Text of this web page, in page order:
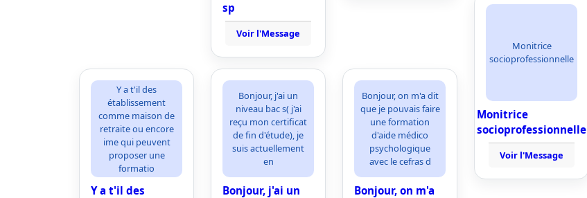
sp
Voir l'Message
Y a t'il des
établissement
comme maison de
retraite ou encore
ime qui peuvent
proposer une
formatio
Y a t'il des
Bonjour, j'ai un
niveau bac s( j'ai
reçu mon certificat
de fin d'étude), je
suis actuellement
en
Bonjour, j'ai un
Bonjour, on m'a dit
que je pouvais faire
une formation
d'aide médico
psychologique
avec le cefras d
Bonjour, on m'a
Monitrice
socioprofessionnelle
Monitrice
socioprofessionnelle
Voir l'Message